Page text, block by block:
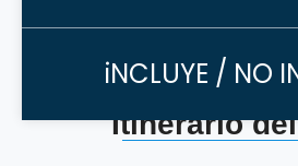
iNCLUYE / NO
Itinerario